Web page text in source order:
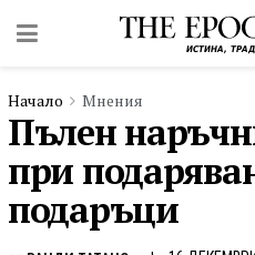
Начало Мнения
Пълен
при
подаръци